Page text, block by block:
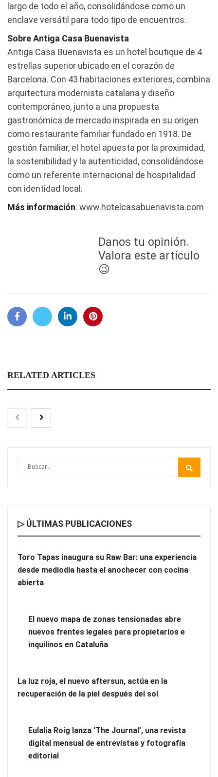
largo de todo el año, consolidándose como un
enclave versátil para todo tipo de encuentros.
Sobre Antiga Casa Buenavista
Antiga Casa Buenavista es un hotel boutique de 4
estrellas superior ubicado en el corazón de
Barcelona. Con 43 habitaciones exteriores, combina
arquitectura modernista catalana y diseño
contemporáneo, junto a una propuesta
gastronómica de mercado inspirada en su origen
como restaurante familiar fundado en 1918. De
gestión familiar, el hotel apuesta por la proximidad,
la sostenibilidad y la autenticidad, consolidándose
como un referente internacional de hospitalidad
con identidad local.
Más información: www.hotelcasabuenavista.com
Danos tu opinión.
Valora este artículo
😉
RELATED ARTICLES
Toro Tapas inaugura su Raw Bar: una experiencia desde
mediodía hasta el anochecer con cocina abierta
El nuevo mapa de zonas tensionadas abre nuevos frentes
La luz roja, el nuevo aftersun, actúa en la recuperación de la
piel después del sol
▷ ÚLTIMAS PUBLICACIONES
Toro Tapas inaugura su Raw Bar: una experiencia
desde mediodía hasta el anochecer con cocina
abierta
El nuevo mapa de zonas tensionadas abre
nuevos frentes legales para propietarios e
inquilinos en Cataluña
La luz roja, el nuevo aftersun, actúa en la
recuperación de la piel después del sol
Eulalia Roig lanza ‘The Journal’, una revista
digital mensual de entrevistas y fotografía
editorial